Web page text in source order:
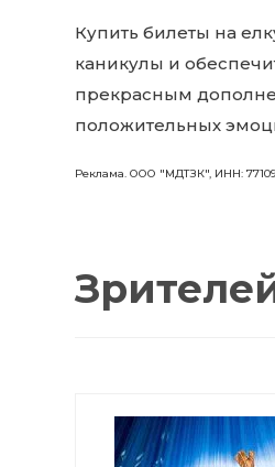
Купить билеты на
каникулы и
прекрасным
положительных
Реклама. ООО "МДТЗК", ИНН: